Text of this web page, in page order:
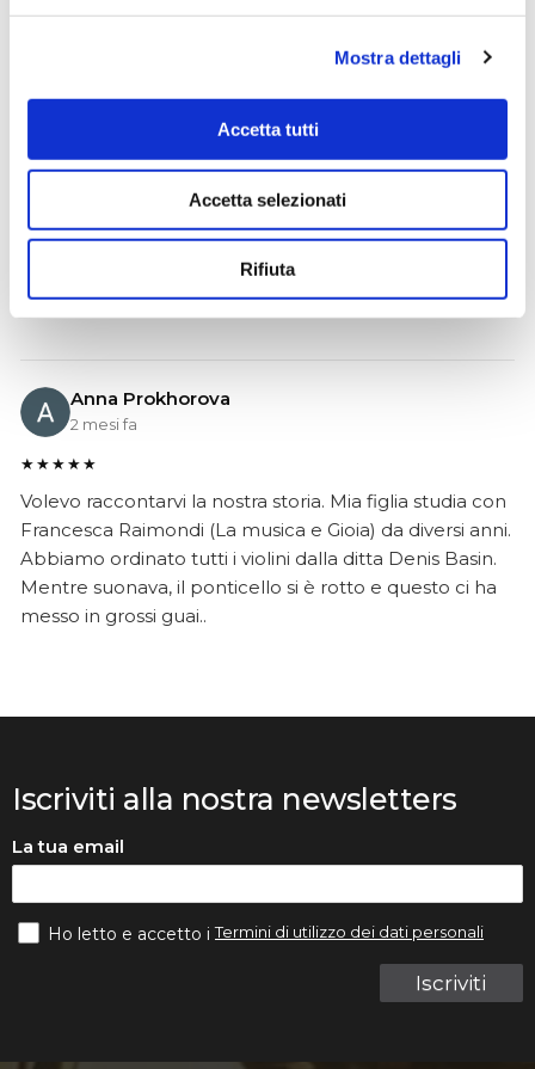
Mostra dettagli
Accetta tutti
Accetta selezionati
Rifiuta
Ho acquistato un Selmer Super Action 80 serie I da
Biasin e sono rimasto davvero super soddisfatto. Il sax
è arrivato in condizioni impeccabili, perfettamente
dimostrato serio e professionale,..
Anna Prokhorova
2 mesi fa
★★★★★
Volevo raccontarvi la nostra storia. Mia figlia studia con
Francesca Raimondi (La musica e Gioia) da diversi anni.
Abbiamo ordinato tutti i violini dalla ditta Denis Basin.
Mentre suonava, il ponticello si è rotto e questo ci ha
messo in grossi guai..
Iscriviti alla nostra newsletters
La tua email
Iscriviti
Ho letto e accetto iTermini di utilizzo dei dati personali